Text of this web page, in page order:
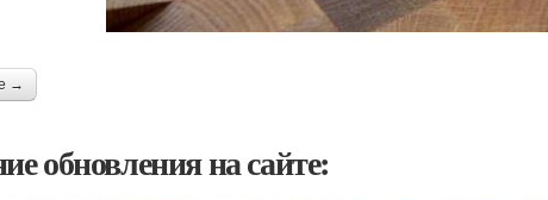
→
обновления на сайте: